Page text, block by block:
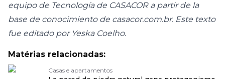
equipo de Tecnología de CASACOR a partir de la
base de conocimiento de casacor.com.br. Este texto
fue editado por Yeska Coelho.
Matérias relacionadas:
Casas e apartamentos